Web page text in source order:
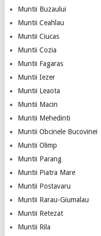
Muntii Buzaului
Muntii Ceahlau
Muntii Ciucas
Muntii Cozia
Muntii Fagaras
Muntii Iezer
Muntii Leaota
Muntii Macin
Muntii Mehedinti
Muntii Obcinele Bucovinei
Muntii Olimp
Muntii Parang
Muntii Piatra Mare
Muntii Postavaru
Muntii Rarau-Giumalau
Muntii Retezat
Muntii Rila